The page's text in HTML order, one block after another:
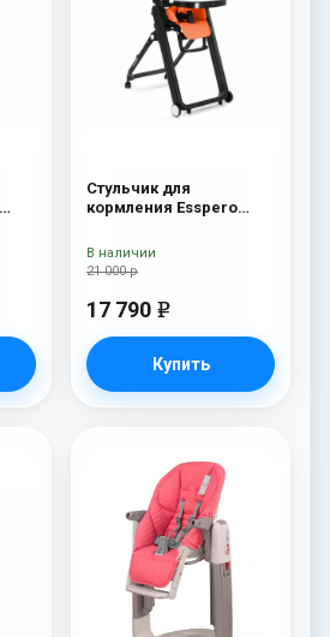
Стульчик для
кормления Esspero
21 000 р
17 790 e
Купить
В наличии